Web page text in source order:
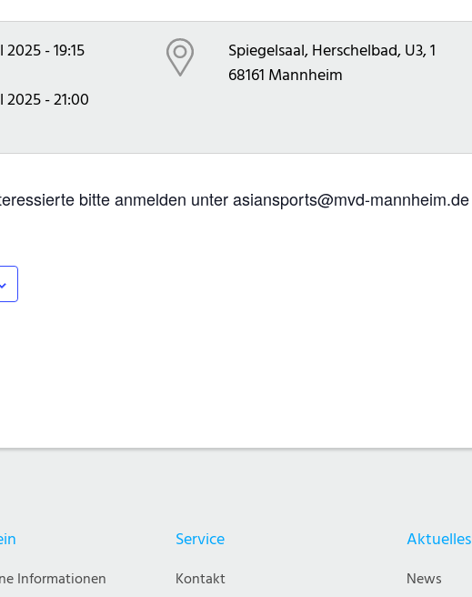
- 19:15
- 21:00
Spiegelsaal, Herschelbad, U3, 1
68161 Mannheim
bitte anmelden unter asiansports@mvd-mannheim.de
Informationen
Service
Kontakt
Aktuelles
News